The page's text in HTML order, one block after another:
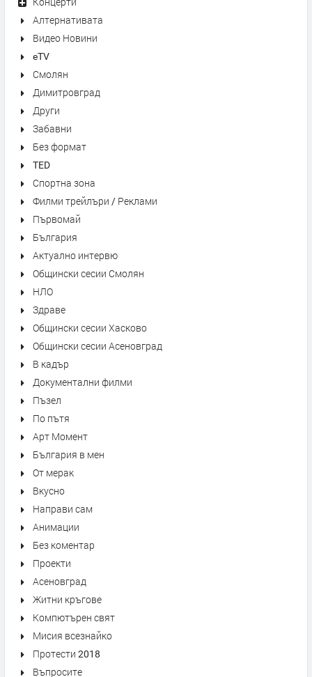
Алтернативата
Видео Новини
eTV
Смолян
Димитровград
Други
Забавни
Без формат
TED
Спортна зона
Филми трейлъри / Реклами
Първомай
България
Актуално интервю
Общински сесии Смолян
НЛО
Здраве
Общински сесии Хасково
Общински сесии Асеновград
В кадър
Документални филми
Пъзел
По пътя
Арт Момент
България в мен
От мерак
Вкусно
Направи сам
Анимации
Без коментар
Проекти
Асеновград
Житни кръгове
Компютърен свят
Мисия всезнайко
Протести 2018
Въпросите